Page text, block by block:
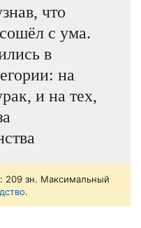
что
с ума.
в
на
и на тех,
209 зн. Максимальный
.